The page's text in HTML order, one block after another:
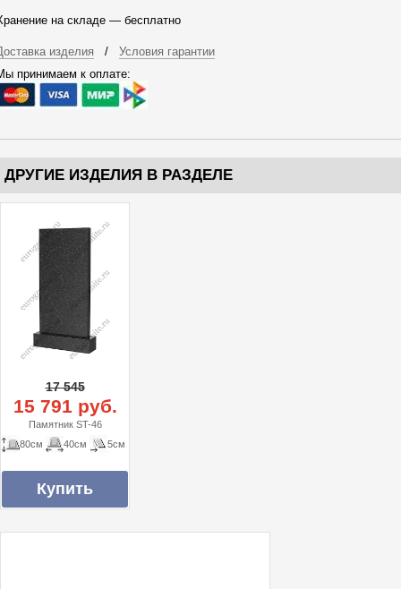
на складе — бесплатно
изделия / Условия гарантии
принимаем к оплате:
ДРУГИЕ ИЗДЕЛИЯ В РАЗДЕЛЕ
17 545
15 791 руб.
Памятник ST-46
80см
40см 5см